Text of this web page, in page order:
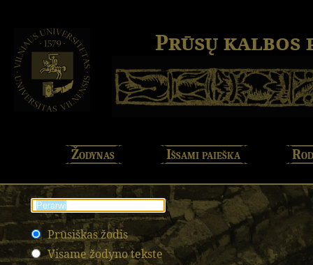
Prūsų kalbos
Žodynas Išsami paieška
Prūsiškas žodis
Visame žodyno tekste